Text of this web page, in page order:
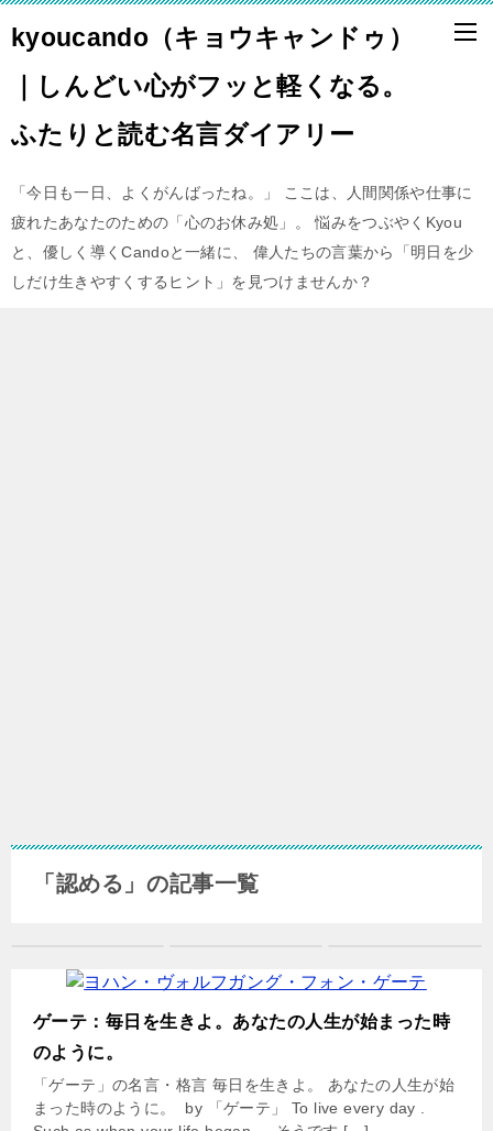
kyoucando（キョウキャンドゥ）
｜しんどい心がフッと軽くなる。
ふたりと読む名言ダイアリー
「今日も一日、よくがんばったね。」 ここは、人間関係や仕事に
疲れたあなたのための「心のお休み処」。 悩みをつぶやくKyou
と、優しく導くCandoと一緒に、 偉人たちの言葉から「明日を少
しだけ生きやすくするヒント」を見つけませんか？
「認める」の記事一覧
ゲーテ：毎日を生きよ。あなたの人生が始まった時
のように。
「ゲーテ」の名言・格言 毎日を生きよ。 あなたの人生が始
まった時のように。 by 「ゲーテ」 To live every day .